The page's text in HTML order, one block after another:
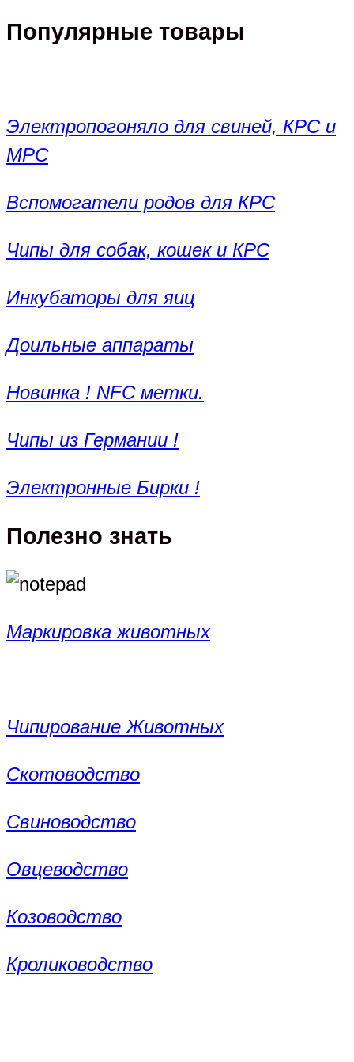
Популярные товары
Электропогоняло для свиней, КРС и
МРС
Вспомогатели родов для КРС
Чипы для собак, кошек и КРС
Инкубаторы для яиц
Доильные аппараты
Новинка ! NFC метки.
Чипы из Германии !
Электронные Бирки !
Полезно знать
Маркировка животных
Чипирование Животных
Скотоводство
Свиноводство
Овцеводство
Козоводство
Кролиководство